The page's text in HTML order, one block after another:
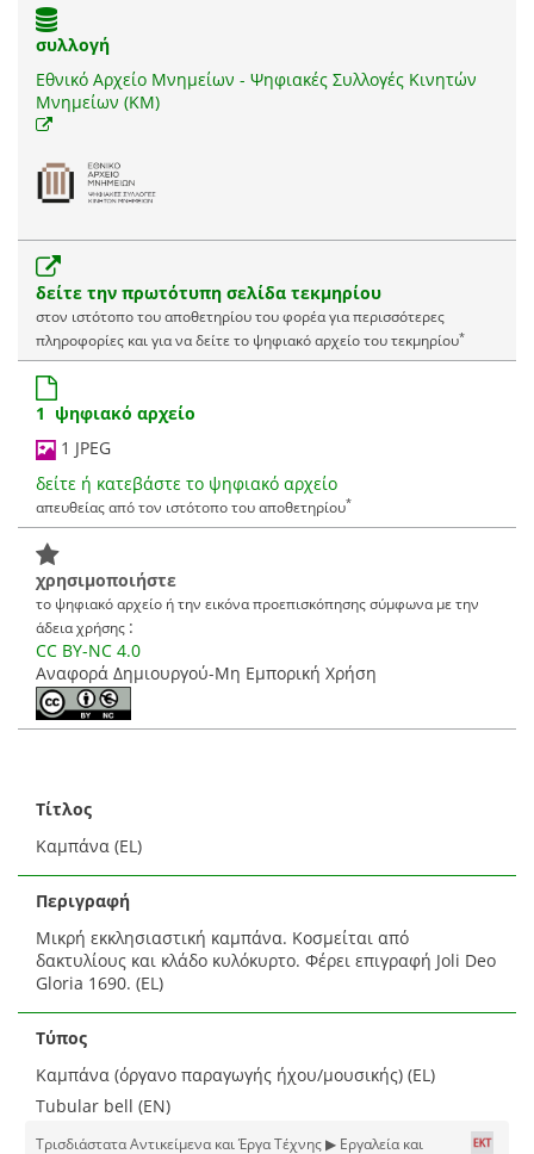
συλλογή
Εθνικό Αρχείο Μνημείων - Ψηφιακές Συλλογές Κινητών
Μνημείων (ΚΜ)
δείτε την πρωτότυπη σελίδα τεκμηρίου
στον ιστότοπο του αποθετηρίου του φορέα για περισσότερες
πληροφορίες και για να δείτε το ψηφιακό αρχείο του τεκμηρίου*
1 ψηφιακό αρχείο
1 JPEG
δείτε ή κατεβάστε το ψηφιακό αρχείο
απευθείας από τον ιστότοπο του αποθετηρίου*
χρησιμοποιήστε
το ψηφιακό αρχείο ή την εικόνα προεπισκόπησης σύμφωνα με την
άδεια χρήσης :
CC BY-NC 4.0
Αναφορά Δημιουργού-Μη Εμπορική Χρήση
Τίτλος
Καμπάνα (EL)
Περιγραφή
Μικρή εκκλησιαστική καμπάνα. Κοσμείται από
δακτυλίους και κλάδο κυλόκυρτο. Φέρει επιγραφή Joli Deo
Gloria 1690. (EL)
Τύπος
Καμπάνα (όργανο παραγωγής ήχου/μουσικής) (EL)
Tubular bell (EN)
Τρισδιάστατα Αντικείμενα και Έργα Τέχνης ▶ Εργαλεία και